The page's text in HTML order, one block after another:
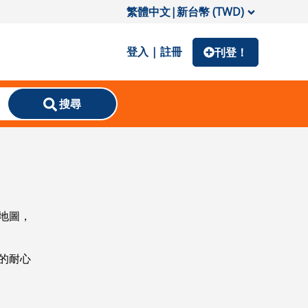
繁體中文|新台幣 (TWD)
登入 | 註冊 刊登！
搜尋
圖，
耐心